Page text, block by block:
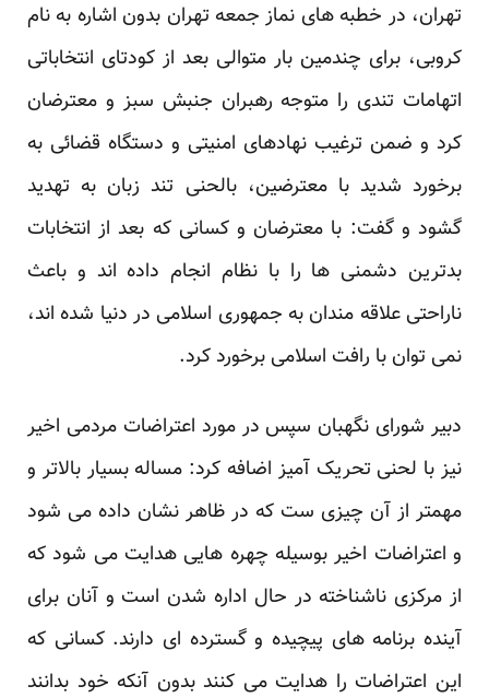
تهران، در خطبه های نماز جمعه تهران بدون اشاره به نام
کروبی، برای چندمین بار متوالی بعد از کودتای انتخاباتی
اتهامات تندی را متوجه رهبران جنبش سبز و معترضان
کرد و ضمن ترغیب نهادهای امنیتی و دستگاه قضائی به
برخورد شدید با معترضین، بالحنی تند زبان به تهدید
گشود و گفت: با معترضان و کسانی که بعد از انتخابات
بدترین دشمنی ها را با نظام انجام داده اند و باعث
ناراحتی علاقه مندان به جمهوری اسلامی در دنیا شده اند،
نمی توان با رافت اسلامی برخورد کرد.
دبیر شورای نگهبان سپس در مورد اعتراضات مردمی اخیر
نیز با لحنی تحریک آمیز اضافه کرد: مساله بسیار بالاتر و
مهمتر از آن چیزی ست که در ظاهر نشان داده می شود
و اعتراضات اخیر بوسیله چهره هایی هدایت می شود که
از مرکزی ناشناخته در حال اداره شدن است و آنان برای
آینده برنامه های پیچیده و گسترده ای دارند. کسانی که
این اعتراضات را هدایت می کنند بدون آنکه خود بدانند